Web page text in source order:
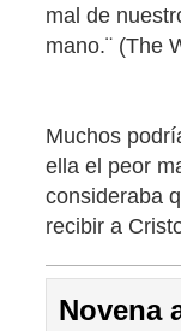
mal de
mano.¨ (The
Muchos
ella el peor
consideraba
recibir a
Novena